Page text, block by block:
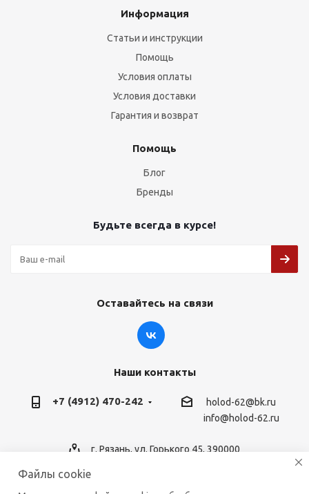
Информация
Статьи и инструкции
Помощь
Условия оплаты
Условия доставки
Гарантия и возврат
Помощь
Блог
Бренды
Будьте всегда в курсе!
Оставайтесь на связи
Наши контакты
+7 (4912) 470-242
holod-62@bk.ru
info@holod-62.ru
г. Рязань, ул. Горького 45, 390000
Файлы cookie